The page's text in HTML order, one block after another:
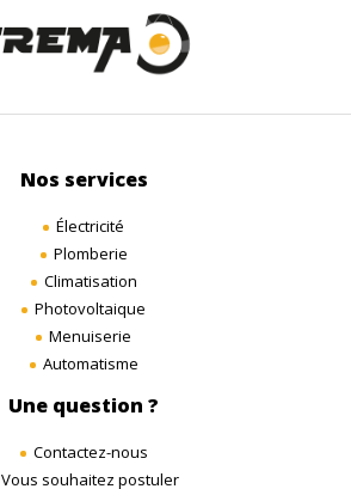
Nos services
Électricité
Plomberie
Climatisation
Photovoltaique
Menuiserie
Automatisme
Une question ?
Contactez-nous
Vous souhaitez postuler